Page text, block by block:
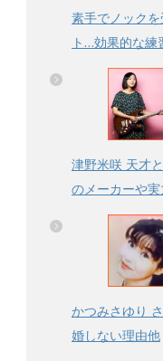
素手でノック
ト…効果的な練
津野米咲 天才
のメーカーや実
かつみさゆり
婚しない理由他